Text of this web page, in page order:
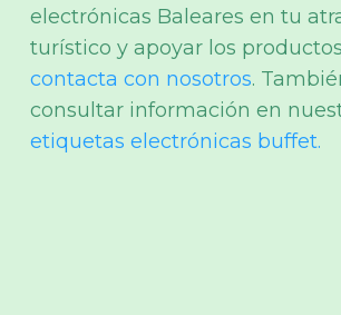
electrónicas Baleares en tu
turístico y apoyar los
contacta con nosotros.
consultar información en
etiquetas electrónicas buffet.